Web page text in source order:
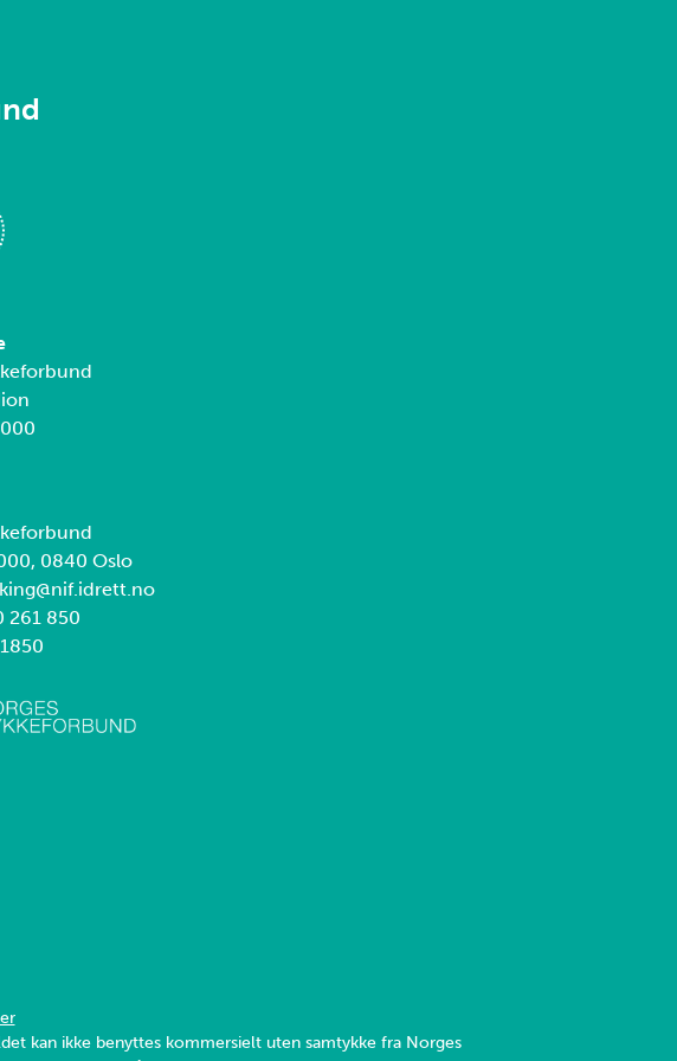
0840 Oslo
261 850
kan ikke benyttes kommersielt uten samtykke fra Norges